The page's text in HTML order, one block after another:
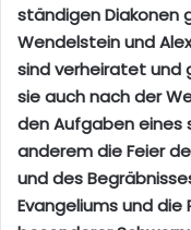
ständigen Diakonen
Wendelstein und
sind verheiratet und
sie auch nach der
den Aufgaben eines
anderem die Feier
und des
Evangeliums und